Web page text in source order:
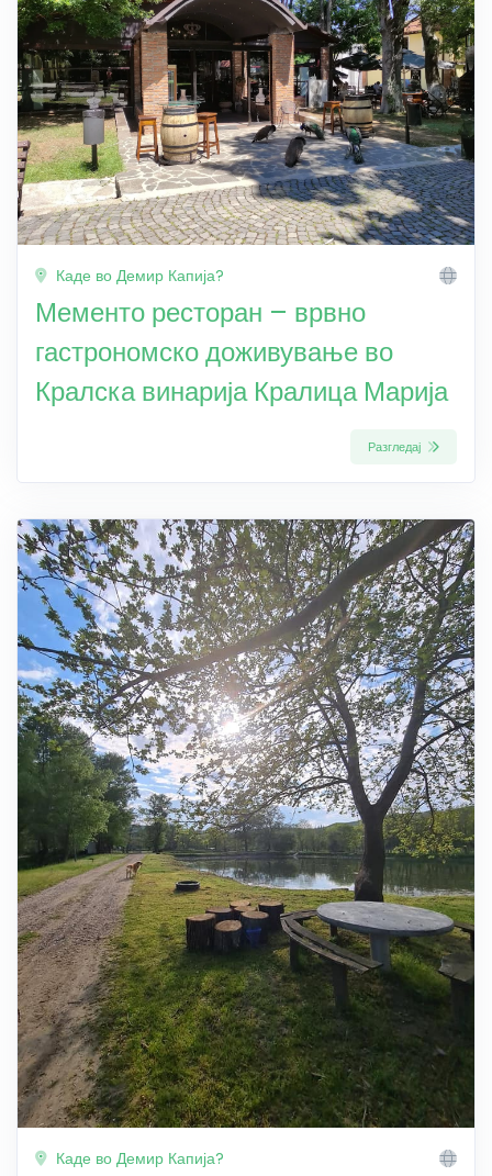
Каде во Демир Капија?
Мементо ресторан – врвно
гастрономско доживување во
Кралска винарија Кралица Марија
Разгледај
Каде во Демир Капија?